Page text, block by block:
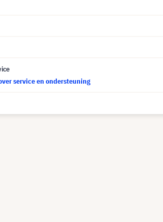
service en ondersteuning